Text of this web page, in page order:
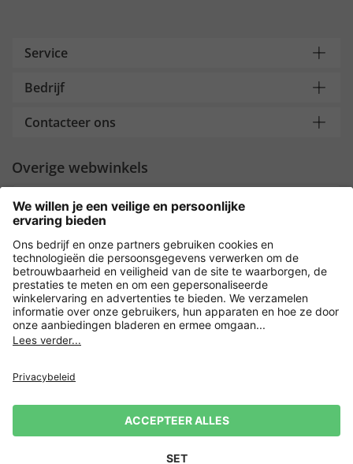
Service
Bedrijf
Contacteer ons
Overige webwinkels
Nederland
Payment and Delivery
Versleuteling met
Verkoopvoorwaarden
Leveringsvoorwaarden
Herroeping indienen
Impressum Cookie-instellingen